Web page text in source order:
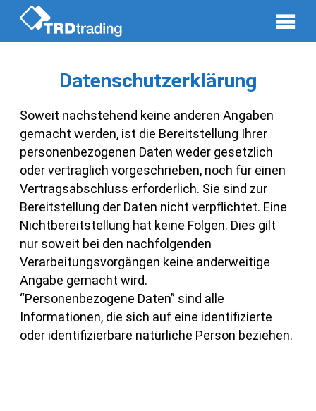
Datenschutzerklärung
Soweit nachstehend keine anderen Angaben
gemacht werden, ist die Bereitstellung Ihrer
personenbezogenen Daten weder gesetzlich
oder vertraglich vorgeschrieben, noch für einen
Vertragsabschluss erforderlich. Sie sind zur
Bereitstellung der Daten nicht verpflichtet. Eine
Nichtbereitstellung hat keine Folgen. Dies gilt
nur soweit bei den nachfolgenden
Verarbeitungsvorgängen keine anderweitige
Angabe gemacht wird.
“Personenbezogene Daten” sind alle
Informationen, die sich auf eine identifizierte
oder identifizierbare natürliche Person beziehen.